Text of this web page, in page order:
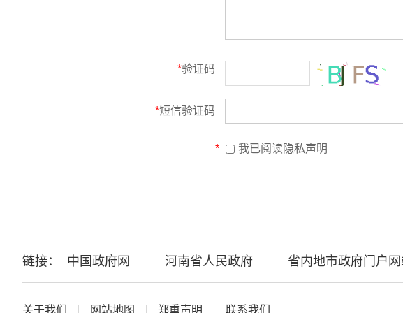
*验证码
*短信验证码
* 我已阅读隐私声明
链接： 中国政府网 河南省人民政府 省内地市政府门户
关于我们 网站地图 郑重声明 联系我们